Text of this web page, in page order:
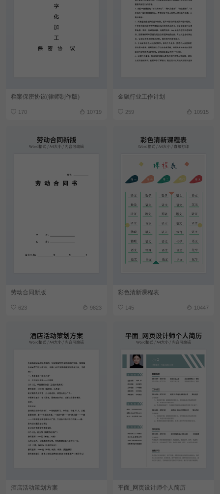
档案保密协议(律师制作版)
170 10719
金融行业工作计划
259 10915
劳动合同新版
623 9823
彩色清新课程表
145 10447
酒店活动策划方案 平面_网页设计师个人简历